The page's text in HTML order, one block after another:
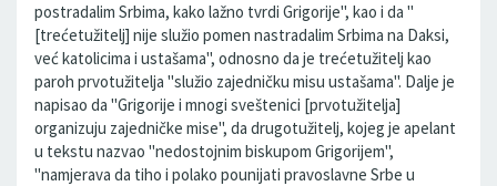
postradalim Srbima, kako lažno tvrdi Grigorije", kao i da "
[trećetužitelj] nije služio pomen nastradalim Srbima na Daksi,
već katolicima i ustašama", odnosno da je trećetužitelj kao
paroh prvotužitelja "služio zajedničku misu ustašama". Dalje je
napisao da "Grigorije i mnogi sveštenici [prvotužitelja]
organizuju zajedničke mise", da drugotužitelj, kojeg je apelant
u tekstu nazvao "nedostojnim biskupom Grigorijem",
"namjerava da tiho i polako pounijati pravoslavne Srbe u